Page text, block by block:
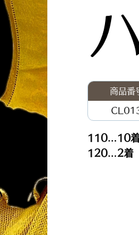
商品番
110…10
120…2着